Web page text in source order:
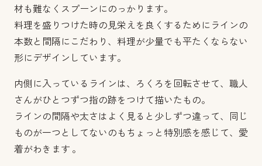
材も難なくスプーンにのっかります。
料理を盛りつけた時の見栄えを良くするためにラインの
本数と間隔にこだわり、料理が少量でも平たくならない
形にデザインしています。
内側に入っているラインは、ろくろを回転させて、職人
さんがひとつずつ指の跡をつけて描いたもの。
ラインの間隔や太さはよく見ると少しずつ違って、同じ
ものが一つとしてないのもちょっと特別感を感じて、愛
着がわきます 。